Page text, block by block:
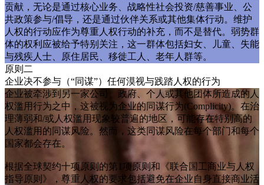
贡献，无论是通过核心业务、战略性社会投资/慈善事业、公
共政策参与/倡导，还是通过伙伴关系或其他集体行动。维护
人权的行动应作为尊重人权行动的补充，而不是替代。弱势群
体的权利应被给予特别关注，这一群体包括妇女、儿童、失能
与残疾人士、原住居民、移徙工人、老年人群等。
原则二
企业决不参与（“同谋”）任何漠视与践踏人权的行为
企业被牵涉到另一家公司、政府、个人或其他团体所造成的人
权滥用行为之中，这被视为企业的同谋行为(Complicity)。在治
理薄弱和/或人权滥用现象较普遍的地区，可能存在特别高的
人权滥用的同谋风险。然而，这类同谋风险在每个部门和每个
国家都会存在。
根据全球契约十项原则的第1项原则和《联合国工商业与人权
指导原则》，尊重人权的要求包括避免在企业自身直接商业活